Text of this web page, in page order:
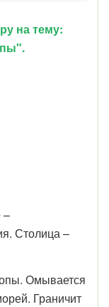
на тему:
–
Столица –
Омывается
Граничит